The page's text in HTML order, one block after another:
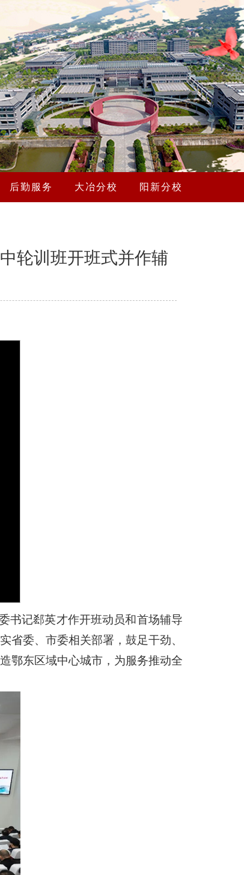
后勤服务 大冶分校 阳新分校
轮训班开班式并作辅
书记郄英才作开班动员和首场辅导
省委、市委相关部署，鼓足干劲、
鄂东区域中心城市，为服务推动全